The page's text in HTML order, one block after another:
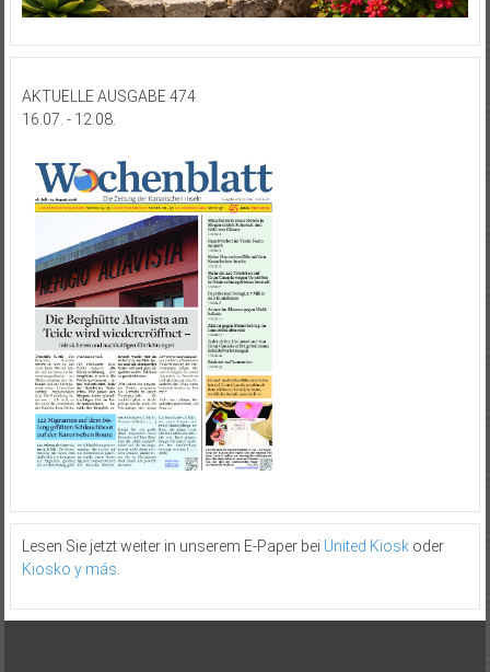
AKTUELLE AUSGABE 474
16.07. - 12.08.
Lesen Sie jetzt weiter in unserem E-Paper bei United Kioskoder
Kiosko y más.